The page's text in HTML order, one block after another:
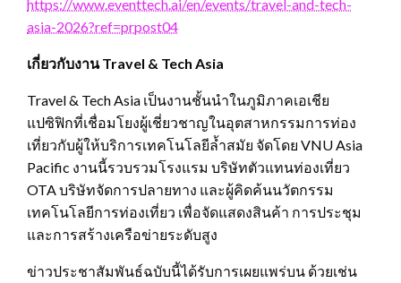
https://www.eventtech.ai/en/events/travel-and-tech-
asia-2026?ref=prpost04
เกี่ยวกับงาน Travel & Tech Asia
Travel & Tech Asia เป็นงานชั้นนำในภูมิภาคเอเชีย
แปซิฟิกที่เชื่อมโยงผู้เชี่ยวชาญในอุตสาหกรรมการท่อง
เที่ยวกับผู้ให้บริการเทคโนโลยีล้ำสมัย จัดโดย VNU Asia
Pacific งานนี้รวบรวมโรงแรม บริษัทตัวแทนท่องเที่ยว
OTA บริษัทจัดการปลายทาง และผู้คิดค้นนวัตกรรม
เทคโนโลยีการท่องเที่ยว เพื่อจัดแสดงสินค้า การประชุม
และการสร้างเครือข่ายระดับสูง
ข่าวประชาสัมพันธ์ฉบับนี้ได้รับการเผยแพร่บน ด้วยเช่น